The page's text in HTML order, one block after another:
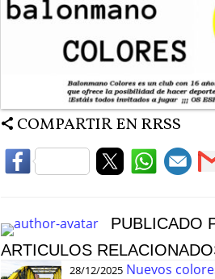
COMPARTIR EN RRSS
PUBLICADO
ARTICULOS
28/12/2025 Nuevos